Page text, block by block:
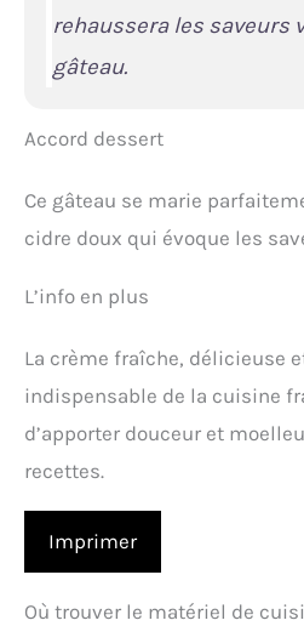
rehaussera les saveurs
gâteau.
Accord dessert
Ce gâteau se marie
cidre doux qui évoque les
L’info en plus
La crème fraîche, délicieuse
indispensable de la cuisine
d’apporter douceur et
recettes.
Imprimer
Où trouver le matériel de